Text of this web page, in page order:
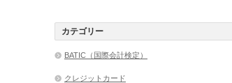
カテゴリー
BATIC（国際会計検定）
クレジットカード